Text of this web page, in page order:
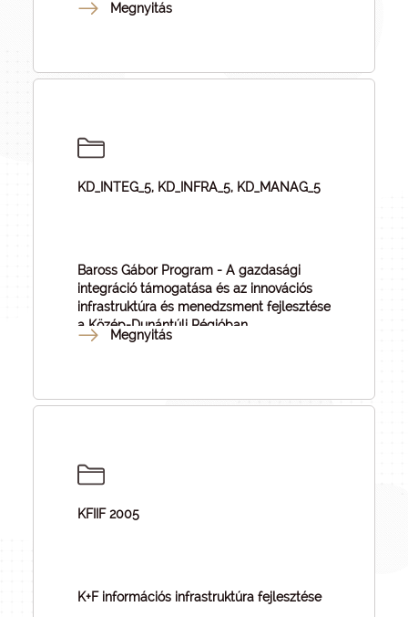
Megnyitás
KD_INTEG_5, KD_INFRA_5, KD_MANAG_5
Baross Gábor Program - A gazdasági
integráció támogatása és az innovációs
infrastruktúra és menedzsment fejlesztése
a Közép-Dunántúli Régióban
Megnyitás
KFIIF 2005
K+F információs infrastruktúra fejlesztése